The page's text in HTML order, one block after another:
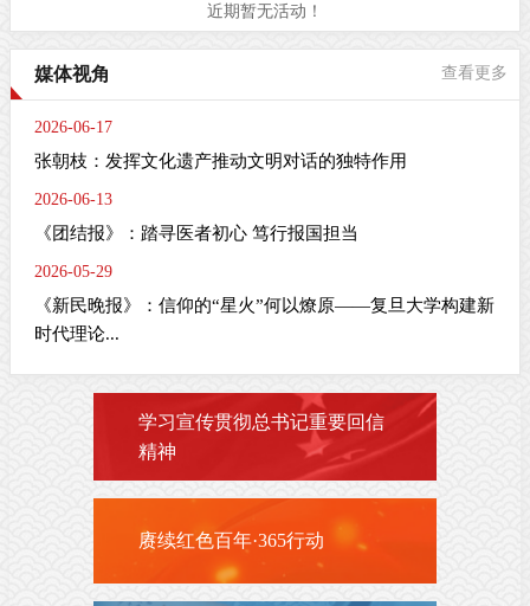
近期暂无活动！
媒体视角 查看更多
2026-06-17
张朝枝：发挥文化遗产推动文明对话的独特作用
2026-06-13
《团结报》：踏寻医者初心 笃行报国担当
2026-05-29
《新民晚报》：信仰的“星火”何以燎原——复旦大学构建新
时代理论...
学习宣传贯彻总书记重要回信
精神
赓续红色百年·365行动